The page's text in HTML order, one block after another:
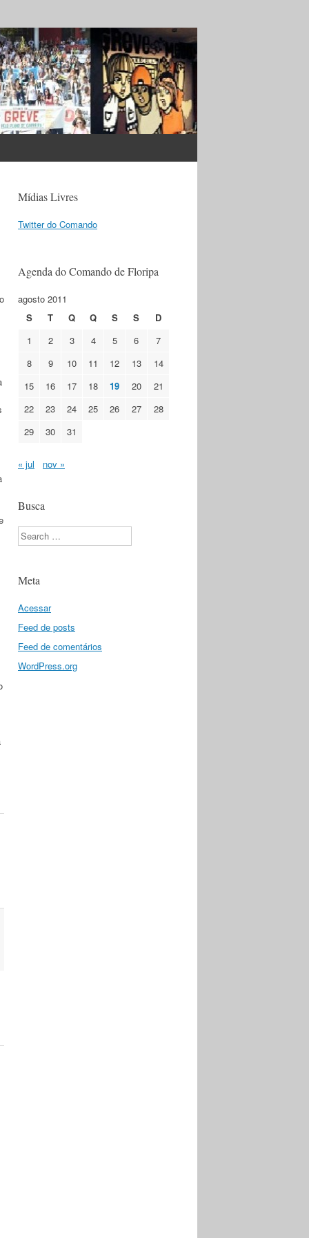
Mídias Livres
Twitter do Comando
Agenda do Comando de Floripa
agosto 2011
S
T Q Q S S
D
1
2 3 4 5 6
7
8
9 10 11 12 13
14
15
16 17 18 19 20
21
22
23 24 25 26 27
28
29
30 31
« jul nov »
Busca
Search
Meta
Acessar
Feed de posts
Feed de comentários
WordPress.org